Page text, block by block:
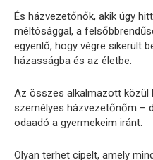
És házvezetőnők, akik úgy
méltósággal, a
egyenlő, hogy végre sikerült
házasságba és az életbe.
Az összes alkalmazott közül
személyes házvezetőnőm –
odaadó a gyermekeim iránt.
Olyan terhet cipelt, amely